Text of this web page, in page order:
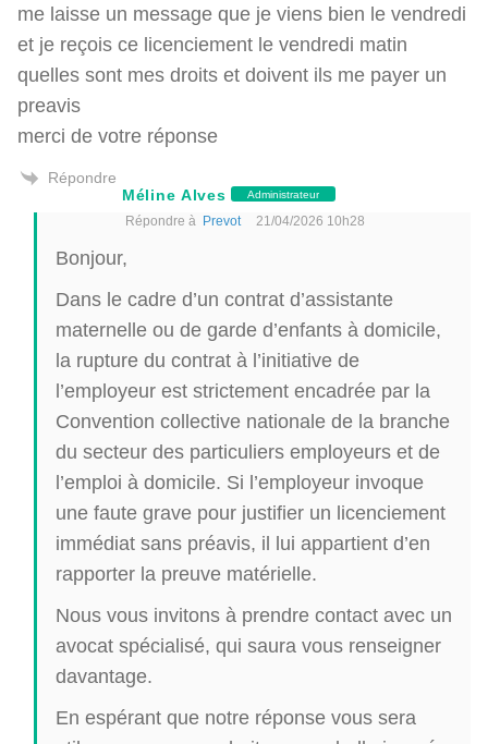
me laisse un message que je viens bien le vendredi
et je reçois ce licenciement le vendredi matin
quelles sont mes droits et doivent ils me payer un
preavis
merci de votre réponse
Répondre
Méline Alves
Administrateur
Répondre à Prevot 21/04/2026 10h28
Bonjour,
Dans le cadre d’un contrat d’assistante
maternelle ou de garde d’enfants à domicile,
la rupture du contrat à l’initiative de
l’employeur est strictement encadrée par la
Convention collective nationale de la branche
du secteur des particuliers employeurs et de
l’emploi à domicile. Si l’employeur invoque
une faute grave pour justifier un licenciement
immédiat sans préavis, il lui appartient d’en
rapporter la preuve matérielle.
Nous vous invitons à prendre contact avec un
avocat spécialisé, qui saura vous renseigner
davantage.
En espérant que notre réponse vous sera